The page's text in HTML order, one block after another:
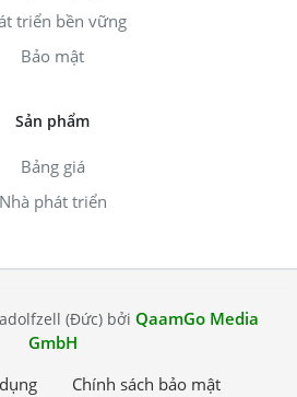
triển bền vững
Bảo mật
Sản phẩm
Bảng giá
Nhà phát triển
(Đức) bởi QaamGo Media
GmbH
Chính sách bảo mật